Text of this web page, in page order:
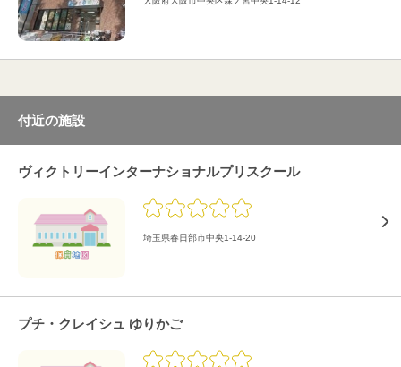
付近の施設
ヴィクトリーインターナショナルプリスクール
埼玉県春日部市中央1-14-20
プチ・クレイシュ ゆりかご